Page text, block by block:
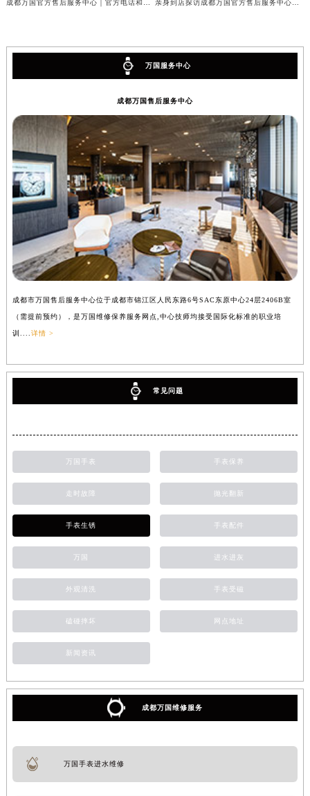
万国服务中心
成都万国售后服务中心
成都市万国售后服务中心位于成都市锦江区人民东路6号SAC东原中心24层2406B室
（需提前预约），是万国维修保养服务网点,中心技师均接受国际化标准的职业培
训.... 详情 >
常见问题
万国手表 手表保养
走时故障 抛光翻新
手表生锈 手表配件
万国 进水进灰
外观清洗 手表受磁
磕碰摔坏 网点地址
新闻资讯
成都万国维修服务
万国手表进水维修